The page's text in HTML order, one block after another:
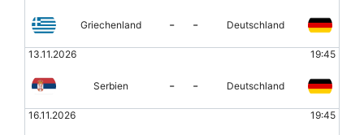
Griechenland - - Deutschland
13.11.2026 19:45
Serbien - - Deutschland
16.11.2026 19:45